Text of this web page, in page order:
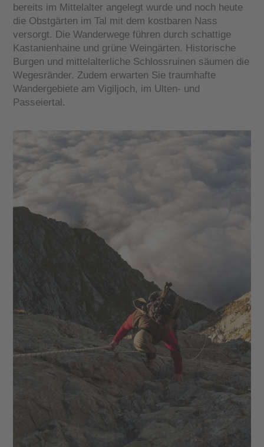
bereits im Mittelalter angelegt wurde und noch heute
die Obstgärten im Tal mit dem kostbaren Nass
versorgt. Die Wanderwege führen durch schattige
Kastanienhaine und grüne Weingärten. Historische
Burgen und mittelalterliche Schlossruinen säumen die
Wegesränder. Zudem erwarten Sietraumhafte
Wandergebiete amVigiljoch, im Ulten- und
Passeiertal.